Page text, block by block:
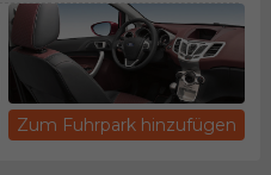
Zum Fuhrpark hinzufügen